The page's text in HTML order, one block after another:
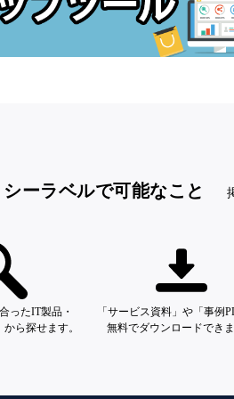
シーラベルで可能なこと
ったIT製品・
ら探せます。
「サービス資料」や「事例
無料でダウンロードできま